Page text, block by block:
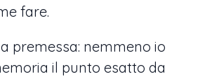
fare.
premessa: nemmeno io
il punto esatto da